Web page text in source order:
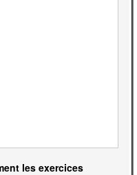
les exercices